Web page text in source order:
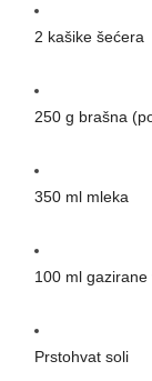
2 kašike šećera
250 g brašna
350 ml mleka
100 ml gazirane
Prstohvat soli